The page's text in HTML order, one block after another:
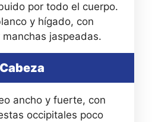
por todo el cuerpo.
y hígado, con
jaspeadas.
Cabeza
ancho y fuerte, con
occipitales poco